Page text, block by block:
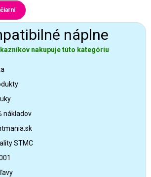
náplne
nakupuje túto kategóriu
nákladov
STMC